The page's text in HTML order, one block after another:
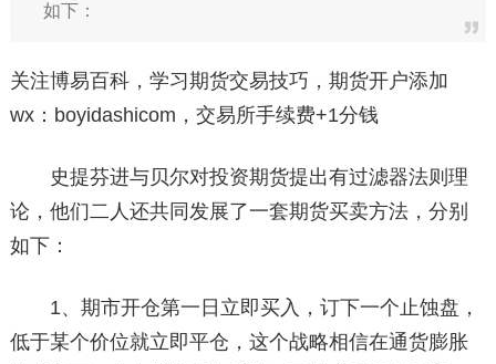
如下：
关注博易百科，学习期货交易技巧，期货开户添加
wx：boyidashicom，交易所手续费+1分钱
史提芬进与贝尔对投资期货提出有过滤器法则理
论，他们二人还共同发展了一套期货买卖方法，分别
如下：
1、期市开仓第一日立即买入，订下一个止蚀盘，
低于某个价位就立即平仓，这个战略相信在通货膨胀